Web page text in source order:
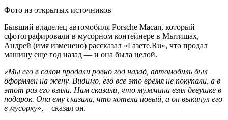
Фото из открытых источников
Бывший владелец автомобиля Porsche Macan, который
сфотографировали в мусорном контейнере в Мытищах,
Андрей (имя изменено) рассказал «Газете.Ru», что продал
машину еще год назад — и она была целой.
«Мы его в салон продали ровно год назад, автомобиль был
оформлен на жену. Видимо, его все это время не покупали, а в
этот раз его взяли. Нам сказали, что мужчина взял девушке в
подарок. Она ему сказала, что хотела новый, а он выкинул его
в мусорку», – сказал он.